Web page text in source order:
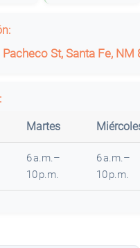
Pacheco St, Santa Fe, NM
Martes
6 a.m.–
10 p.m.
6 a.m.–
10 p.m.